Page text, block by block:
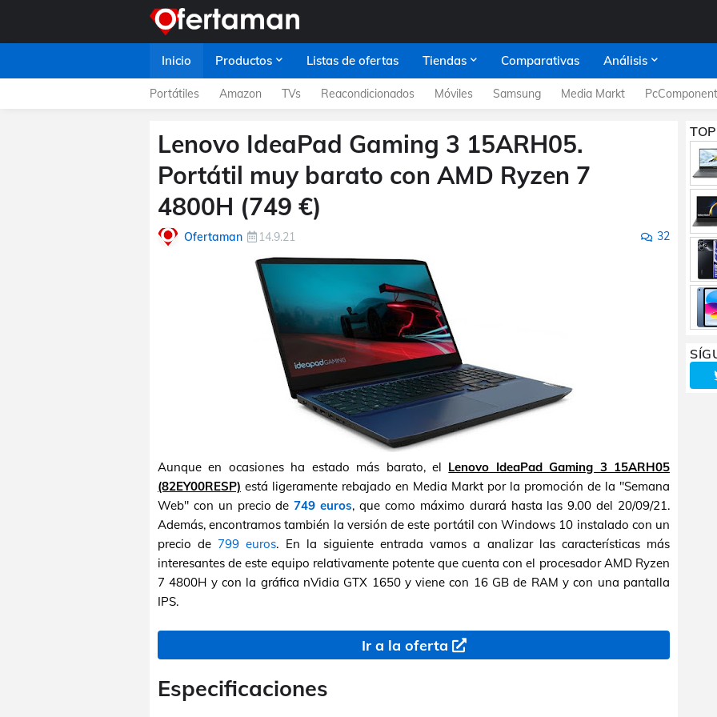
Inicio Productos Listas de ofertas Tiendas Comparativas Análisis
Portátiles Amazon TVs Reacondicionados Móviles Samsung Media Markt
Lenovo IdeaPad Gaming 3 15ARH05.
Portátil muy barato con AMD Ryzen 7
4800H (749 €)
Ofertaman 14.9.21 32
Aunque en ocasiones ha estado más barato, el Lenovo IdeaPad Gaming 3 15ARH05
(82EY00RESP) está ligeramente rebajado en Media Markt por la promoción de la "Semana
Web" con un precio de749 euros, que como máximo durará hasta las 9.00 del 20/09/21.
Además, encontramos también la versión de este portátil con Windows 10 instalado con un
precio de 799 euros. En la siguiente entrada vamos a analizar las características más
interesantes de este equipo relativamente potente que cuenta con el procesador AMD Ryzen
7 4800H y con la gráfica nVidia GTX 1650 y viene con 16 GB de RAM y con una pantalla
IPS.
Ir a la oferta
Especificaciones